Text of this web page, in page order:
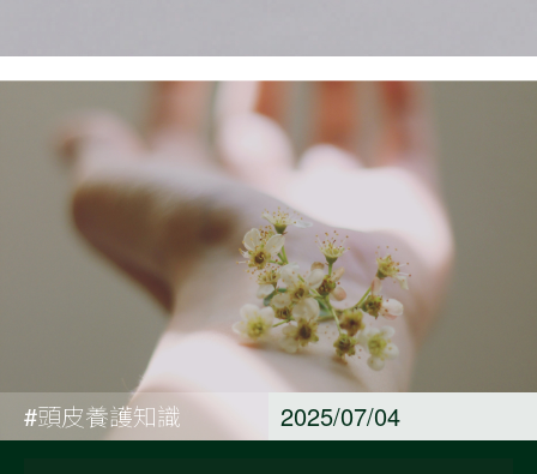
#頭皮養護知識 2025/07/04